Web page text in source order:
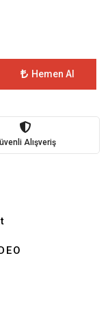
Hemen Al
Alışveriş